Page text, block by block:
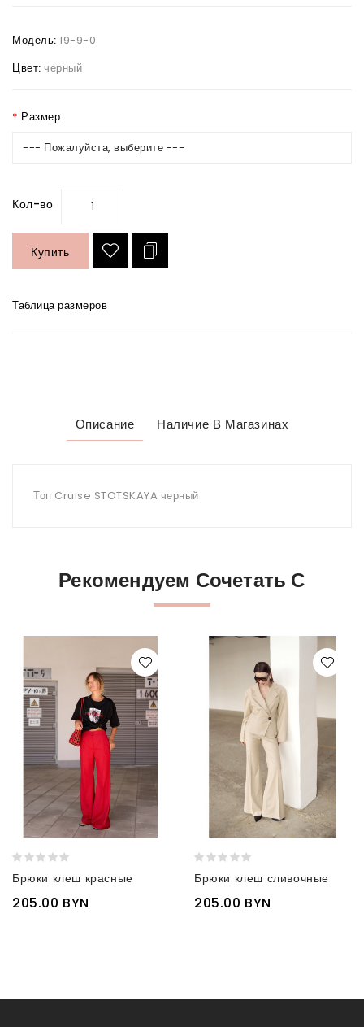
Модель: 19-9-0
Цвет: черный
Размер
--- Пожалуйста, выберите ---
Кол-во
Купить
Таблица размеров
Описание Наличие В Магазинах
Топ Cruise STOTSKAYA черный
Рекомендуем Сочетать С
Брюки клеш красные
205.00 BYN
Брюки клеш сливочные
205.00 BYN